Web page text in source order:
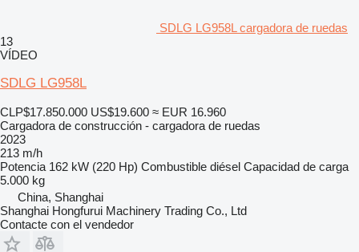
SDLG LG958L cargadora de ruedas
13
VÍDEO
SDLG LG958L
CLP$17.850.000 US$19.600 ≈ EUR 16.960
Cargadora de construcción - cargadora de ruedas
2023
213 m/h
Potencia 162 kW (220 Hp) Combustible diésel Capacidad de carga
5.000 kg
China, Shanghai
Shanghai Hongfurui Machinery Trading Co., Ltd
Contacte con el vendedor